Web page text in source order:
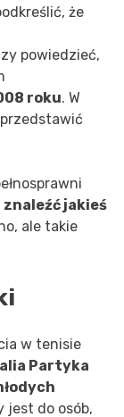
że
powiedzieć,
roku. W
znaleźć jakieś
ale takie
w tenisie
Partyka
jest do osób,